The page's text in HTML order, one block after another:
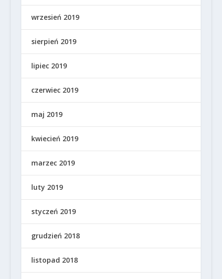
wrzesień 2019
sierpień 2019
lipiec 2019
czerwiec 2019
maj 2019
kwiecień 2019
marzec 2019
luty 2019
styczeń 2019
grudzień 2018
listopad 2018